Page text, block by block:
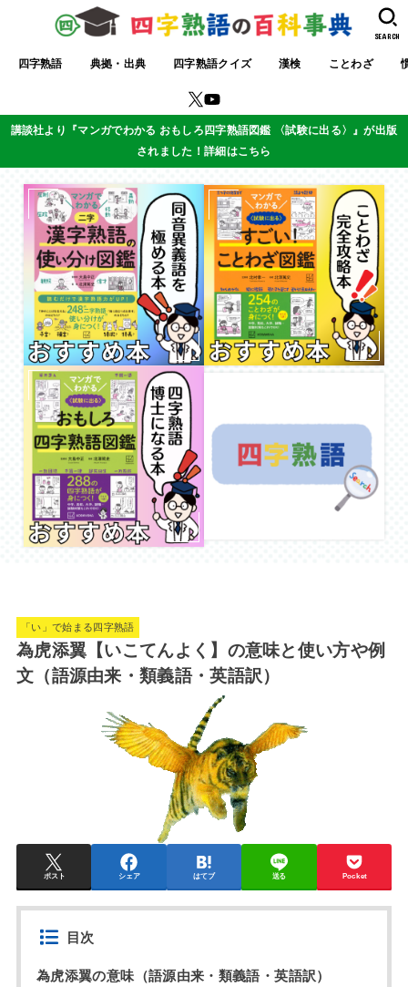
四字熟語 典拠・出典 四字熟語クイズ 漢検 ことわざ
SEARCH
講談社より『マンガでわかる おもしろ四字熟語図鑑 〈試験に出る〉』が出版
されました！詳細はこちら
「い」で始まる四字熟語
為虎添翼【いこてんよく】の意味と使い方や例
文（語源由来・類義語・英語訳）
ポスト シェア はてブ 送る Pocket
目次
為虎添翼の意味（語源由来・類義語・英語訳）